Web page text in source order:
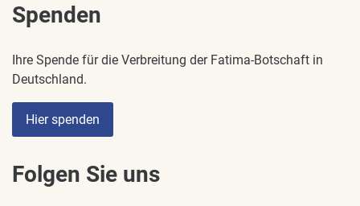
Spenden
Ihre Spende für die Verbreitung der Fatima-Botschaft in
Deutschland.
Hier spenden
Folgen Sie uns